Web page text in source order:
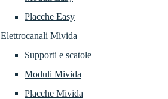
Placche Easy
Elettrocanali Mivida
Supporti e scatole
Moduli Mivida
Placche Mivida